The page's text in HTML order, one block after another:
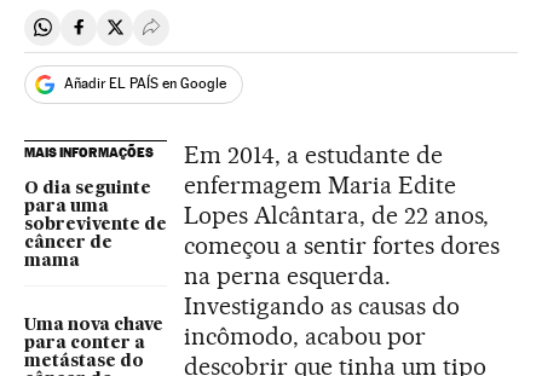
Compartir en Whatsapp
Compartir en Facebook
Compartir en Twitter
Desplegar Redes Sociales
Añadir EL PAÍS en Google
MAIS INFORMAÇÕES
O dia seguinte
para uma
sobrevivente de
câncer de
mama
Uma nova chave
para conter a
metástase do
Em 2014, a estudante de
enfermagem Maria Edite
Lopes Alcântara, de 22 anos,
começou a sentir fortes dores
na perna esquerda.
Investigando as causas do
incômodo, acabou por
descobrir que tinha um tipo